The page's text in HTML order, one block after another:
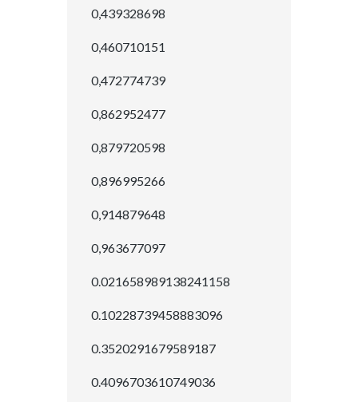
0,439328698
0,460710151
0,472774739
0,862952477
0,879720598
0,896995266
0,914879648
0,963677097
0.021658989138241158
0.10228739458883096
0.3520291679589187
0.4096703610749036